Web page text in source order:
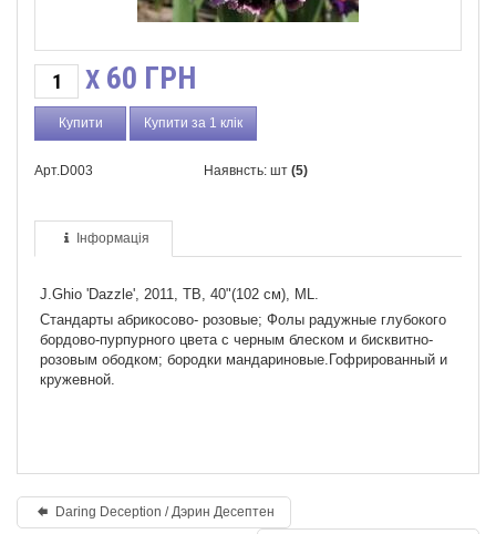
X 60 ГРН
Купити за 1 клік
Арт.D003 Наявнсть: шт (5)
Інформація
J.Ghio 'Dazzle', 2011, TB, 40"(102 cм), ML.
Стандарты абрикосово- розовые; Фолы радужные глубокого
бордово-пурпурного цвета с черным блеском и бисквитно-
розовым ободком; бородки мандариновые.Гофрированный и
кружевной.
Daring Deception / Дэрин Десептен